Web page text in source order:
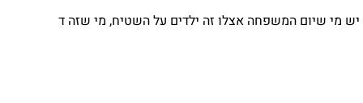
יש מי שיום המשפחה אצלו זה ילדים על השטיח, מי שזה ד